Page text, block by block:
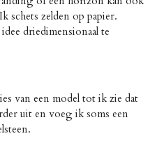
schets zelden op papier.
driedimensionaal te
van een model tot ik zie dat
uit en voeg ik soms een